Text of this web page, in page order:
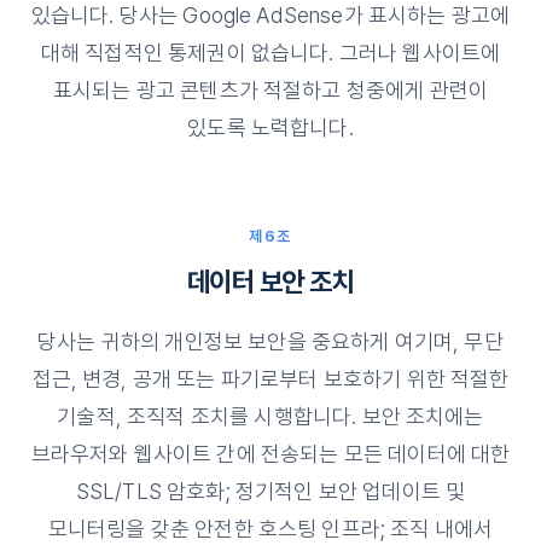
있습니다. 당사는 Google AdSense가 표시하는 광고에
대해 직접적인 통제권이 없습니다. 그러나 웹사이트에
표시되는 광고 콘텐츠가 적절하고 청중에게 관련이
있도록 노력합니다.
제6조
데이터 보안 조치
당사는 귀하의 개인정보 보안을 중요하게 여기며, 무단
접근, 변경, 공개 또는 파기로부터 보호하기 위한 적절한
기술적, 조직적 조치를 시행합니다. 보안 조치에는
브라우저와 웹사이트 간에 전송되는 모든 데이터에 대한
SSL/TLS 암호화; 정기적인 보안 업데이트 및
모니터링을 갖춘 안전한 호스팅 인프라; 조직 내에서